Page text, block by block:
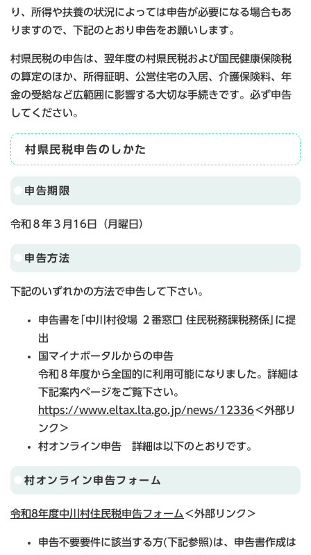
り、所得や扶養の状況によっては申告が必要になる場合もあ
りますので、下記のとおり申告をお願いします。
村県民税の申告は、翌年度の村県民税および国民健康保険税
の算定のほか、所得証明、公営住宅の入居、介護保険料、年
金の受給など広範囲に影響する大切な手続きです。必ず申告
してください。
村県民税申告のしかた
申告期限
令和８年３月16日（月曜日）
申告方法
下記のいずれかの方法で申告して下さい。
申告書を｢中川村役場 ２番窓口 住民税務課税務係｣に提
出
国マイナポータルからの申告
令和８年度から全国的に利用可能になりました。詳細は
下記案内ページをご覧下さい。
https://www.eltax.lta.go.jp/news/12336＜外部リ
ンク＞
村オンライン申告 詳細は以下のとおりです。
村オンライン申告フォーム
令和8年度中川村住民税申告フォーム ＜外部リンク＞
申告不要要件に該当する方(下記参照)は、申告書作成は